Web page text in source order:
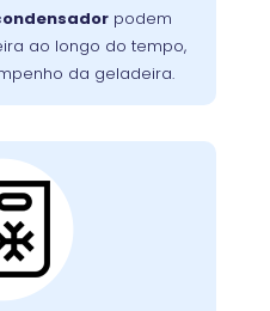
podem
ao longo do tempo,
da geladeira.
de Junta